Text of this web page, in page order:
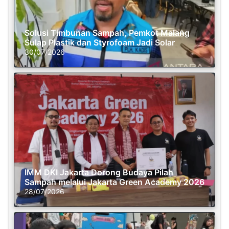
Solusi Timbunan Sampah, Pemkot Malang
Sulap Plastik dan Styrofoam Jadi Solar
30/07/2026
IMM DKI Jakarta Dorong Budaya Pilah
Sampah melalui Jakarta Green Academy 2026
28/07/2026